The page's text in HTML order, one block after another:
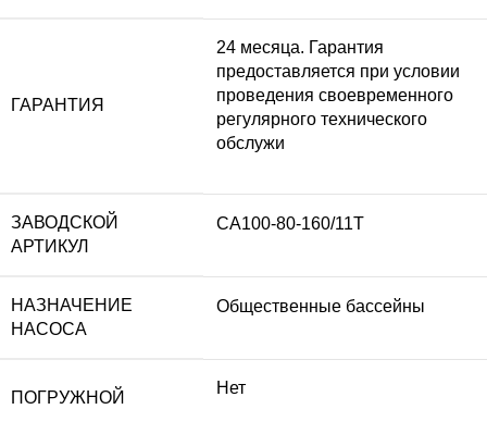
ГАРАНТИЯ
24 месяца. Гарантия
предоставляется при условии
проведения своевременного
регулярного технического
обслужи
ЗАВОДСКОЙ
АРТИКУЛ
CA100-80-160/11T
НАЗНАЧЕНИЕ
НАСОСА
Общественные бассейны
ПОГРУЖНОЙ
Нет